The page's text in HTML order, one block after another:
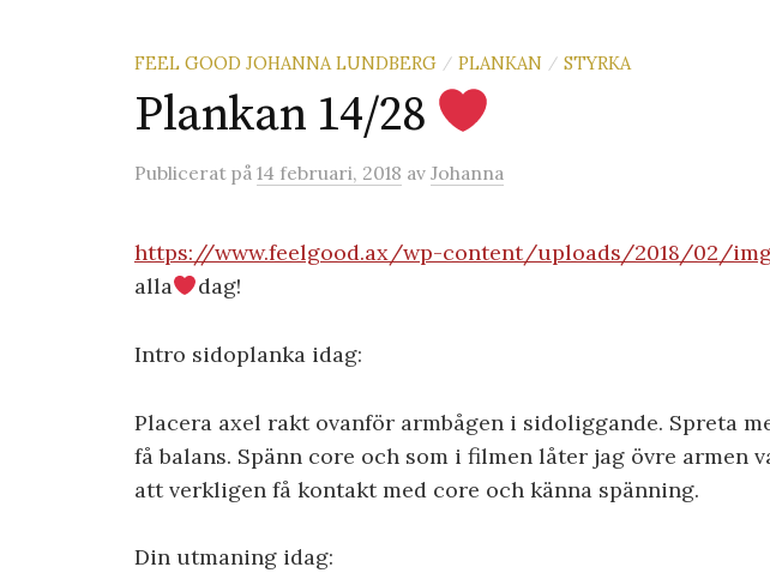
FEEL GOOD JOHANNA LUNDBERG / PLANKAN / STYRKA
Plankan 14/28
Publicerat på 14 februari, 2018 av Johanna
https://www.feelgood.ax/wp-content/uploads/2018/02/
alla
dag!
Intro sidoplanka idag:
Placera axel rakt ovanför armbågen i sidoliggande. Spreta
få balans. Spänn core och som i filmen låter jag övre armen
att verkligen få kontakt med core och känna spänning.
Din utmaning idag: